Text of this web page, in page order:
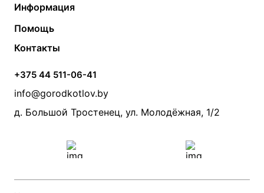
Твердотопливные котлы
Электрические котлы
Банные печи
Камины и печи
Теплый пол
Радиаторы
Насосы
Дымоходы
Информация
Контакты
Статьи
Акции
Производители
Помощь
Монтаж систем отопления
Прайс по монтажу систем отопления
Проект систем отопления
Контакты
+375 44 511-06-41
info@gorodkotlov.by
д. Большой Тростенец, ул. Молодёжная, 1/2